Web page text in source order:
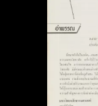
關於M+藏
探索世界頂
文化藏品。